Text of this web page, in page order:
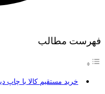
فهرست مطالب
خرید مستقیم کالا با چاپ